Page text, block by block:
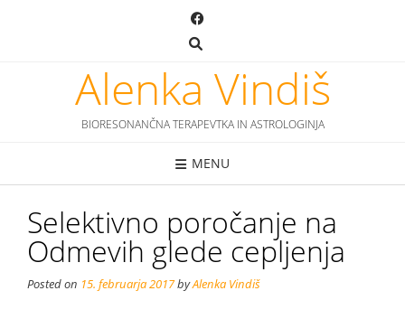
Alenka Vindiš
BIORESONANČNA TERAPEVTKA IN ASTROLOGINJA
MENU
Selektivno poročanje na
Odmevih glede cepljenja
Posted on 15. februarja 2017byAlenka Vindiš